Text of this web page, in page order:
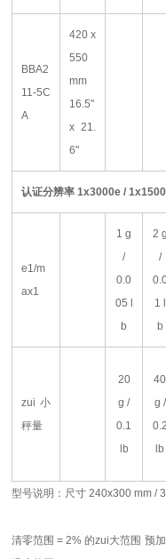
BBA2
11-5C
A
420 x
550
mm
16.5"
x 21.
6"
认证分辨率 1x3000e /
e1/m
ax1
1 g
/
0.0
05 l
b
2 g
/
1 l
b
zui小
秤量
20
g /
0.1
lb
40
g /
0.2
lb
型号说明：尺寸 240x300 mm /
清零范围 = 2%的zui大范围 预